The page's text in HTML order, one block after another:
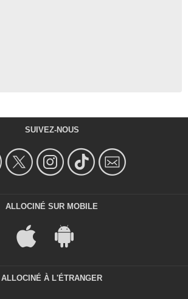
SUIVEZ-NOUS
ALLOCINÉ SUR MOBILE
ALLOCINÉ À L'ÉTRANGER